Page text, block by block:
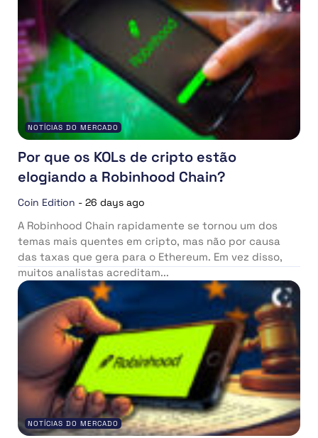
NOTÍCIAS DO MERCADO
Por que os KOLs de cripto estão
elogiando a Robinhood Chain?
Coin Edition - 26 days ago
A Robinhood Chain rapidamente se tornou um dos
temas mais quentes em cripto, mas não por causa
das taxas que gera para o Ethereum. Em vez disso,
muitos analistas acreditam...
NOTÍCIAS DO MERCADO